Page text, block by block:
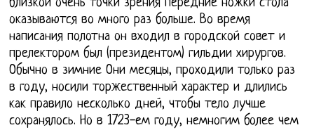
близкой очень точки зрения передние ножки стола
оказываются во много раз больше. Во время
написания полотна он входил в городской совет и
прелектором был (президентом) гильдии хирургов.
Обычно в зимние Они месяцы, проходили только раз
в году, носили торжественный характер и длились
как правило несколько дней, чтобы тело лучше
сохранялось. Но в 1723-ем году, немногим более чем